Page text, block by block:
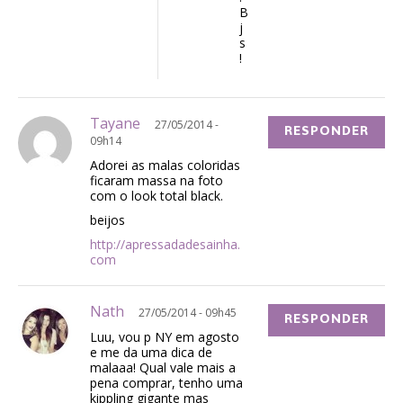
B
j
s
!
Tayane
27/05/2014 -
09h14
Adorei as malas coloridas
ficaram massa na foto
com o look total black.
beijos
http://apressadadesainha.
com
RESPONDER
Nath 27/05/2014 - 09h45
Luu, vou p NY em agosto
e me da uma dica de
malaaa! Qual vale mais a
pena comprar, tenho uma
kippling gigante mas
RESPONDER